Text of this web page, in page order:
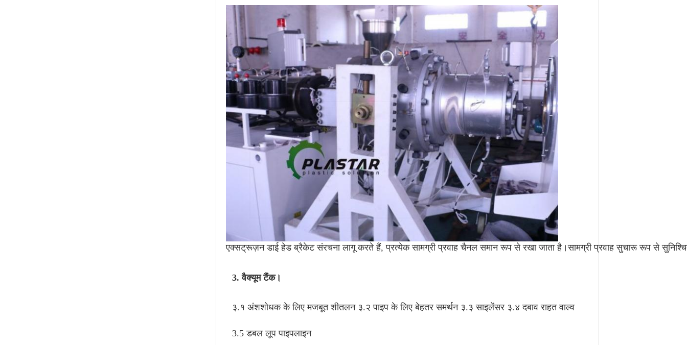
एक्सट्रूज़न डाई हेड ब्रैकेट संरचना लागू करते हैं, प्रत्येक सामग्री प्रवाह चैनल समान रूप से रखा जाता है।सामग्री प्रवाह सुचारू रूप से
3. वैक्यूम टैंक।
३.१ अंशशोधक के लिए मजबूत शीतलन ३.२ पाइप के लिए बेहतर समर्थन ३.३ साइलेंसर ३.४ दबाव राहत वाल्व
3.5 डबल लूप पाइपलाइन